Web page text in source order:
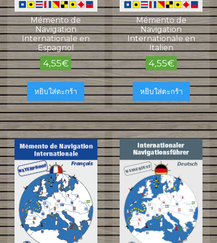
Mémento de
Navigation
Internationale en
Espagnol
4,55€
หยิบใส่ตะกร้า
Mémento de
Navigation
Internationale en
Italien
4,55€
หยิบใส่ตะกร้า